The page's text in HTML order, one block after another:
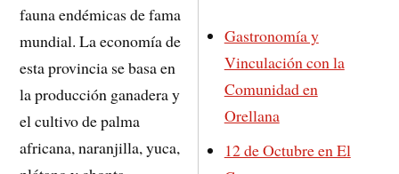
Gastronomía y
Vinculación con la
Comunidad en
Orellana
12 de Octubre en El
fauna endémicas de fama
mundial. La economía de
esta provincia se basa en
la producción ganadera y
el cultivo de palma
africana, naranjilla, yuca,